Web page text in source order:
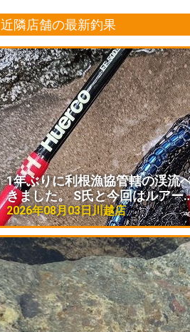
近隣店舗の最新釣果
1年ぶりに利根漁協管轄の渓流
きました。 S氏と今回はルアー
2026年08月03日川越店